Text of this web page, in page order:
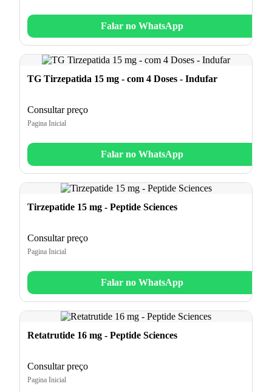
Falar no WhatsApp
TG Tirzepatida 15 mg - com 4 Doses - Indufar
Consultar preço
Pagina Inicial
Falar no WhatsApp
Tirzepatide 15 mg - Peptide Sciences
Consultar preço
Pagina Inicial
Falar no WhatsApp
Retatrutide 16 mg - Peptide Sciences
Consultar preço
Pagina Inicial